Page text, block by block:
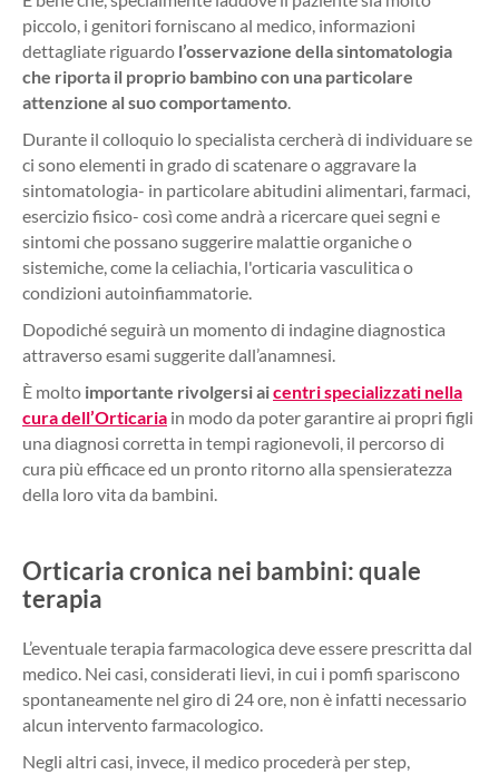
piccolo, i genitori forniscano al medico, informazioni
dettagliate riguardo l’osservazione della sintomatologia
che riporta il proprio bambino con una particolare
attenzione al suo comportamento.
Durante il colloquio lo specialista cercherà di individuare se
ci sono elementi in grado di scatenare o aggravare la
sintomatologia- in particolare abitudini alimentari, farmaci,
esercizio fisico- così come andrà a ricercare quei segni e
sintomi che possano suggerire malattie organiche o
sistemiche, come la celiachia, l'orticaria vasculitica o
condizioni autoinfiammatorie.
Dopodiché seguirà un momento di indagine diagnostica
attraverso esami suggerite dall’anamnesi.
È molto importante rivolgersi aicentri specializzati nella
cura dell’Orticaria in modo da poter garantire ai propri figli
una diagnosi corretta in tempi ragionevoli, il percorso di
cura più efficace ed un pronto ritorno alla spensieratezza
della loro vita da bambini.
Orticaria cronica nei bambini: quale
terapia
L’eventuale terapia farmacologica deve essere prescritta dal
medico. Nei casi, considerati lievi, in cui i pomfi spariscono
spontaneamente nel giro di 24 ore, non è infatti necessario
alcun intervento farmacologico.
Negli altri casi, invece, il medico procederà per step,